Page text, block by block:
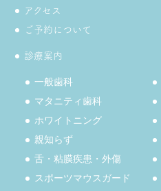
アクセス
ご予約について
診療案内
一般歯科
マタニティ歯科
ホワイトニング
親知らず
舌・粘膜疾患・外傷
スポーツマウスガード